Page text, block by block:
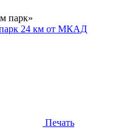
парк»
24 км от МКАД
Печать